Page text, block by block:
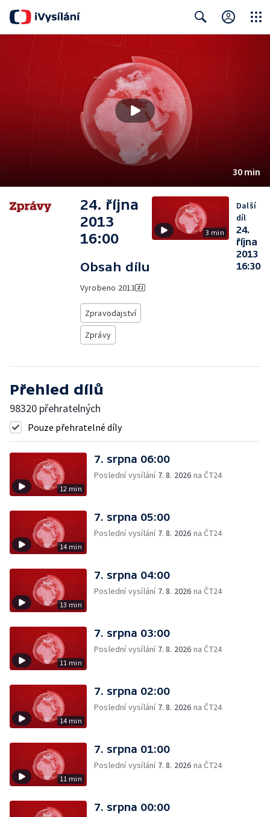
30 min
24. října
2013
16:00
Obsah dílu
Vyrobeno 2013
Zpravodajství
Zprávy
3 min
Další
díl
24.
října
2013
16:30
Přehled dílů
98320 přehratelných
Pouze přehratelné díly
12 min
7. srpna 06:00
Poslední vysílání 7. 8. 2026 na ČT24
14 min
7. srpna 05:00
Poslední vysílání 7. 8. 2026 na ČT24
13 min
7. srpna 04:00
Poslední vysílání 7. 8. 2026 na ČT24
11 min
7. srpna 03:00
Poslední vysílání 7. 8. 2026 na ČT24
14 min
7. srpna 02:00
Poslední vysílání 7. 8. 2026 na ČT24
11 min
7. srpna 01:00
Poslední vysílání 7. 8. 2026 na ČT24
7. srpna 00:00